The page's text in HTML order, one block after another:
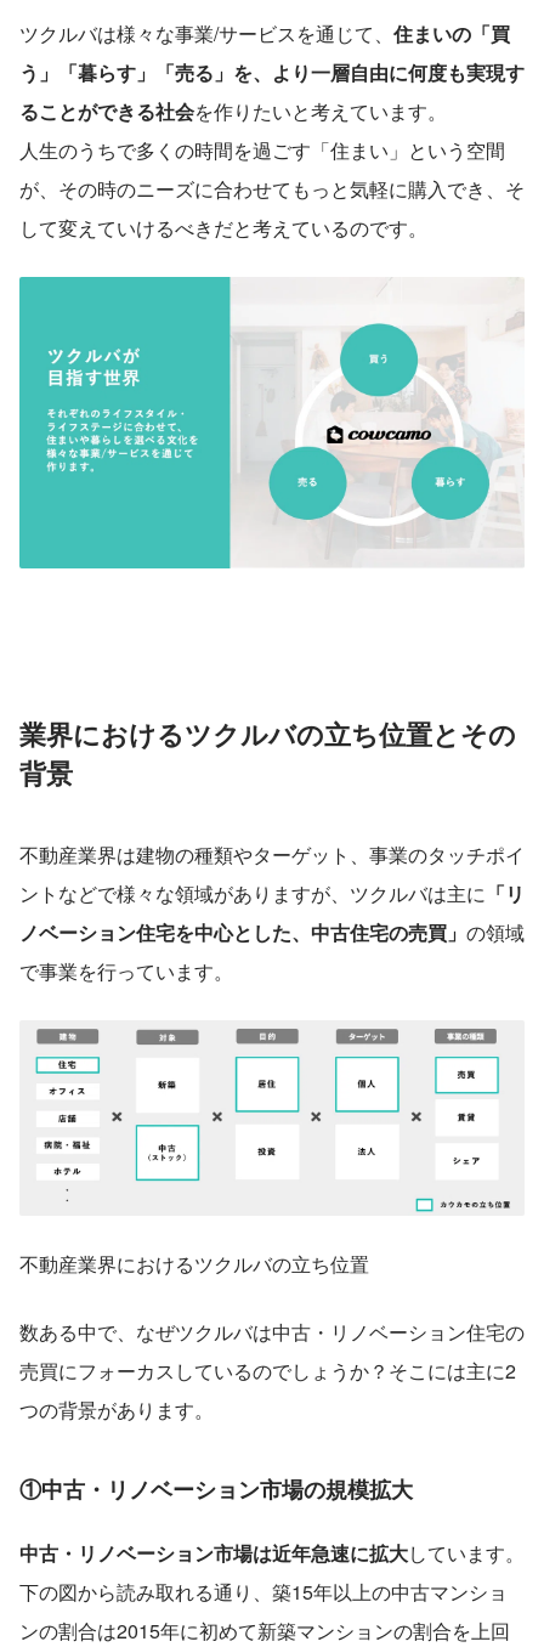
ツクルバは様々な事業/サービスを通じて、 住まいの「買
う」「暮らす」「売る」を、より一層自由に何度も実現す
ることができる社会を作りたいと考えています。
人生のうちで多くの時間を過ごす「住まい」という空間
が、その時のニーズに合わせてもっと気軽に購入でき、そ
して変えていけるべきだと考えているのです。
業界におけるツクルバの立ち位置とその
背景
不動産業界は建物の種類やターゲット、事業のタッチポイ
ントなどで様々な領域がありますが、ツクルバは主に 「リ
ノベーション住宅を中心とした、中古住宅の売買」 の領域
で事業を行っています。
不動産業界におけるツクルバの立ち位置
数ある中で、なぜツクルバは中古・リノベーション住宅の
売買にフォーカスしているのでしょうか？そこには主に2
つの背景があります。
①中古・リノベーション市場の規模拡大
中古・リノベーション市場は近年急速に拡大しています。
下の図から読み取れる通り、築15年以上の中古マンショ
ンの割合は2015年に初めて新築マンションの割合を上回